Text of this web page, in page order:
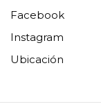
Facebook
Instagram
Ubicación